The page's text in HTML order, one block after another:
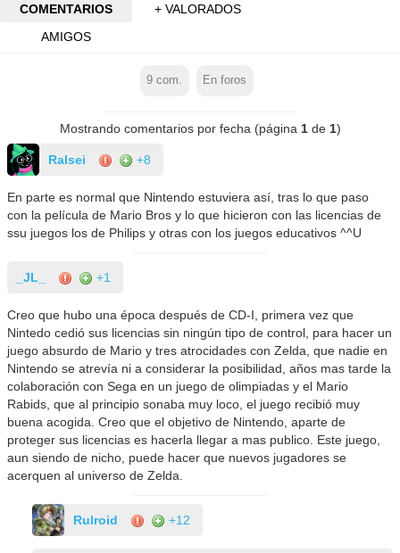
COMENTARIOS
+ VALORADOS
AMIGOS
9 com. En foros
Mostrando comentarios por fecha (página 1de 1)
Ralsei +8
En parte es normal que Nintendo estuviera así, tras lo que paso
con la película de Mario Bros y lo que hicieron con las licencias de
ssu juegos los de Philips y otras con los juegos educativos ^^U
_JL_ +1
Creo que hubo una época después de CD-I, primera vez que
Nintedo cedió sus licencias sin ningún tipo de control, para hacer un
juego absurdo de Mario y tres atrocidades con Zelda, que nadie en
Nintendo se atrevía ni a considerar la posibilidad, años mas tarde la
colaboración con Sega en un juego de olimpiadas y el Mario
Rabids, que al principio sonaba muy loco, el juego recibió muy
buena acogida. Creo que el objetivo de Nintendo, aparte de
proteger sus licencias es hacerla llegar a mas publico. Este juego,
aun siendo de nicho, puede hacer que nuevos jugadores se
acerquen al universo de Zelda.
Rulroid +12